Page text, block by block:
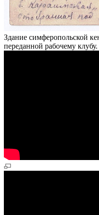
Здание симферопольской
переданной рабочему